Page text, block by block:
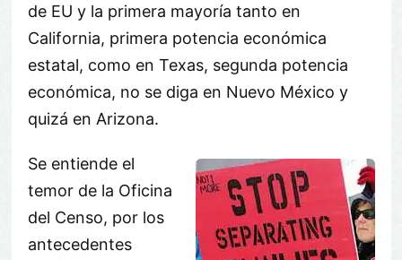
de EU y la primera mayoría tanto en
California, primera potencia económica
estatal, como en Texas, segunda potencia
económica, no se diga en Nuevo México y
quizá en Arizona.
Se entiende el
temor de la Oficina
del Censo, por los
antecedentes